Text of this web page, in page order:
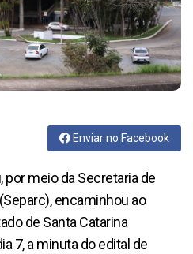
Enviar no Facebook
meio da Secretaria de
encaminhou ao
de Santa Catarina
7, a minuta do edital de